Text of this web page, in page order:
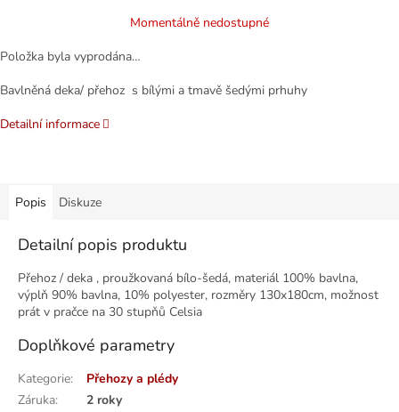
Momentálně nedostupné
Položka byla vyprodána…
Bavlněná deka/ přehoz s bílými a tmavě šedými prhuhy
Detailní informace
Popis Diskuze
Detailní popis produktu
Přehoz / deka , proužkovaná bílo-šedá, materiál 100% bavlna,
výplň 90% bavlna, 10% polyester, rozměry 130x180cm, možnost
prát v pračce na 30 stupňů Celsia
Doplňkové parametry
Kategorie:
Přehozy a plédy
Záruka:
2 roky